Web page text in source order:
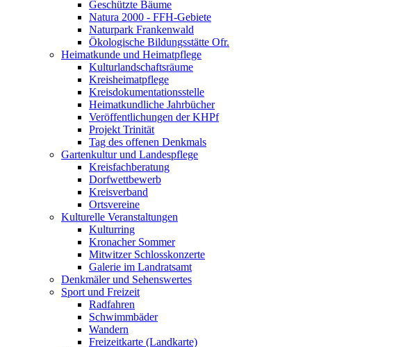
Geschützte Bäume
Natura 2000 - FFH-Gebiete
Naturpark Frankenwald
Ökologische Bildungsstätte Ofr.
Heimatkunde und Heimatpflege
Kulturlandschaftsräume
Kreisheimatpflege
Kreisdokumentationsstelle
Heimatkundliche Jahrbücher
Veröffentlichungen der KHPf
Projekt Trinität
Tag des offenen Denkmals
Gartenkultur und Landespflege
Kreisfachberatung
Dorfwettbewerb
Kreisverband
Ortsvereine
Kulturelle Veranstaltungen
Kulturring
Kronacher Sommer
Mitwitzer Schlosskonzerte
Galerie im Landratsamt
Denkmäler und Sehenswertes
Sport und Freizeit
Radfahren
Schwimmbäder
Wandern
Freizeitkarte (Landkarte)